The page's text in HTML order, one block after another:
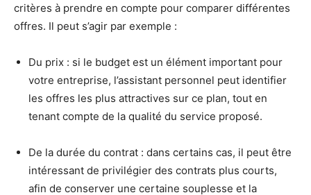
critères à prendre en compte pour comparer différentes
offres. Il peut s’agir par exemple :
Du prix : si le budget est un élément important pour
votre entreprise, l’assistant personnel peut identifier
les offres les plus attractives sur ce plan, tout en
tenant compte de la qualité du service proposé.
De la durée du contrat : dans certains cas, il peut être
intéressant de privilégier des contrats plus courts,
afin de conserver une certaine souplesse et la